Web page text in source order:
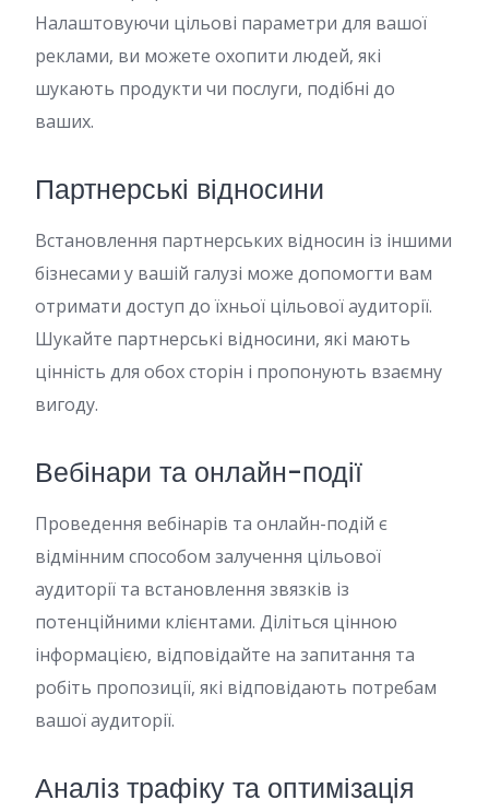
Налаштовуючи цільові параметри для вашої
реклами, ви можете охопити людей, які
шукають продукти чи послуги, подібні до
ваших.
Партнерські відносини
Встановлення партнерських відносин із іншими
бізнесами у вашій галузі може допомогти вам
отримати доступ до їхньої цільової аудиторії.
Шукайте партнерські відносини, які мають
цінність для обох сторін і пропонують взаємну
вигоду.
Вебінари та онлайн-події
Проведення вебінарів та онлайн-подій є
відмінним способом залучення цільової
аудиторії та встановлення звязків із
потенційними клієнтами. Діліться цінною
інформацією, відповідайте на запитання та
робіть пропозиції, які відповідають потребам
вашої аудиторії.
Аналіз трафіку та оптимізація